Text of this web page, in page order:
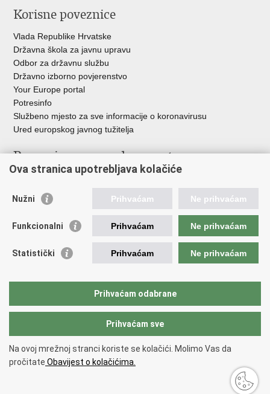
Korisne poveznice
Vlada Republike Hrvatske
Državna škola za javnu upravu
Odbor za državnu službu
Državno izborno povjerenstvo
Your Europe portal
Potresinfo
Službeno mjesto za sve informacije o koronavirusu
Ured europskog javnog tužitelja
Poveznice pravosudnog sustava
Državno odvjetništvo
Ured za suzbijanje korupcije i organiziranog kriminaliteta
Državnoodvjetničko vijeće
Hrvatska odvjetnička komora
Europski pravosudni portal
Copyright © 2026 Ministarstvo pravosuđa, uprave i digitalne
transformacije Republike Hrvatske.
pristupačnosti.
Ova stranica upotrebljava kolačiće
Nužni Prihvaćam Ne prihvaćam
Funkcionalni Prihvaćam Ne prihvaćam
Statistički Prihvaćam Ne prihvaćam
Prihvaćam odabrane
Prihvaćam sve
Na ovoj mrežnoj stranci koriste se kolačići. Molimo Vas da
pročitate Obavijest o kolačićima.